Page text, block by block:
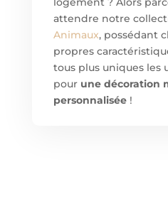
attendre notre
Animaux, possédant
propres
tous plus uniques les
pour une décoration
personnalisée!